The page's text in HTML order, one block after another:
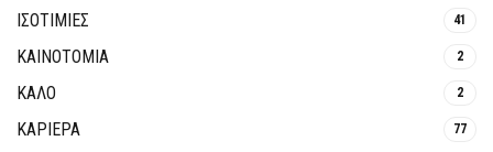
ΙΣΟΤΙΜΙΕΣ 41
ΚΑΙΝΟΤΟΜΊΑ 2
ΚΑΛΟ 2
ΚΑΡΙΕΡΑ 77